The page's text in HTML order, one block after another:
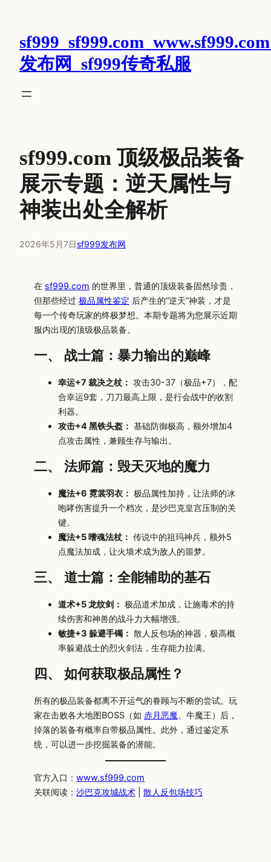
发布网_sf999传奇私服
sf999.com 顶级极品装备
展示专题：逆天属性与
神装出处全解析
2026年5月7日sf999发布网
在 sf999.com 的世界里，普通的顶级装备固然珍贵，
但那些经过 极品属性鉴定 后产生的“逆天”神装，才是
每一个传奇玩家的终极梦想。本期专题将为您展示近期
服内出现的顶级极品装备。
一、 战士篇：暴力输出的巅峰
幸运+7 裁决之杖： 攻击30-37（极品+7），配
合幸运9套，刀刀最高上限，是行会战中的收割
利器。
攻击+4 黑铁头盔： 基础防御极高，额外增加4
点攻击属性，兼顾生存与输出。
二、 法师篇：毁天灭地的魔力
魔法+6 霓裳羽衣： 极品属性加持，让法师的冰
咆哮伤害提升一个档次，是沙巴克皇宫压制的关
键。
魔法+5 嗜魂法杖： 传说中的祖玛神兵，额外5
点魔法加成，让火墙术成为敌人的噩梦。
三、 道士篇：全能辅助的基石
道术+5 龙纹剑： 极品道术加成，让施毒术的持
续伤害和神兽的战斗力大幅增强。
敏捷+3 躲避手镯： 散人反包场的神器，极高概
率躲避战士的烈火剑法，生存能力拉满。
四、 如何获取极品属性？
所有的极品装备都离不开运气的眷顾与不断的尝试。玩
家在击败各大地图BOSS（如 赤月恶魔 、牛魔王）后，
掉落的装备有概率自带极品属性。此外，通过鉴定系
统，可以进一步挖掘装备的潜能。
官方入口： www.sf999.com
关联阅读： 沙巴克攻城战术 散人反包场技巧